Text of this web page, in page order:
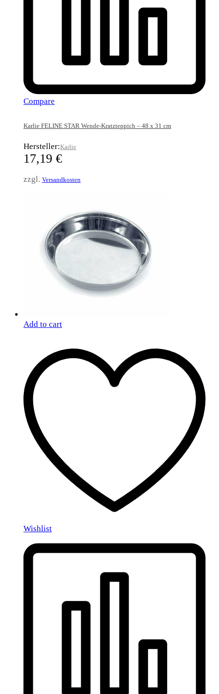
Compare
Karlie FELINE STAR Wende-Kratzteppich – 48 x 31 cm
Hersteller:Karlie
17,19 €
zzgl. Versandkosten
Add to cart
Wishlist